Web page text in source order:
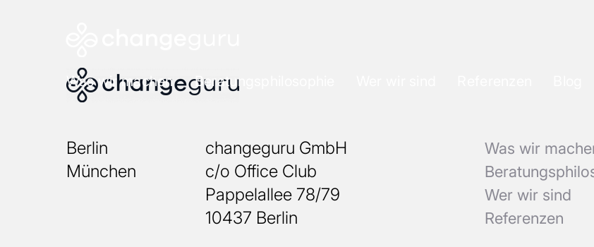
Was wir machen Beratungsphilosophie
Berlin
München
changeguru GmbH
c/o Office Club
Pappelallee 78/79
10437 Berlin
Was wir
Wer wir sind
Referenzen